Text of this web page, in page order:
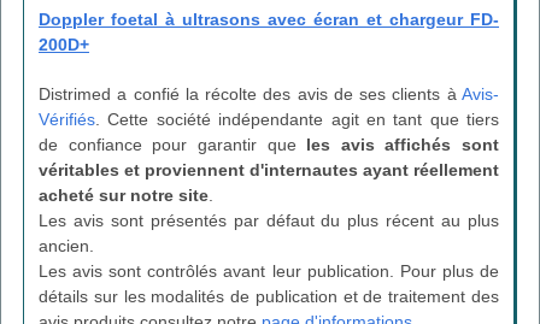
Doppler foetal à ultrasons avec écran et chargeur FD-
200D+
Distrimed a confié la récolte des avis de ses clients à Avis-
Vérifiés . Cette société indépendante agit en tant que tiers
de confiance pour garantir que les avis affichés sont
véritables et proviennent d'internautes ayant réellement
acheté sur notre site
Les avis sont présentés par défaut du plus récent au plus
ancien.
Les avis sont contrôlés avant leur publication. Pour plus de
détails sur les modalités de publication et de traitement des